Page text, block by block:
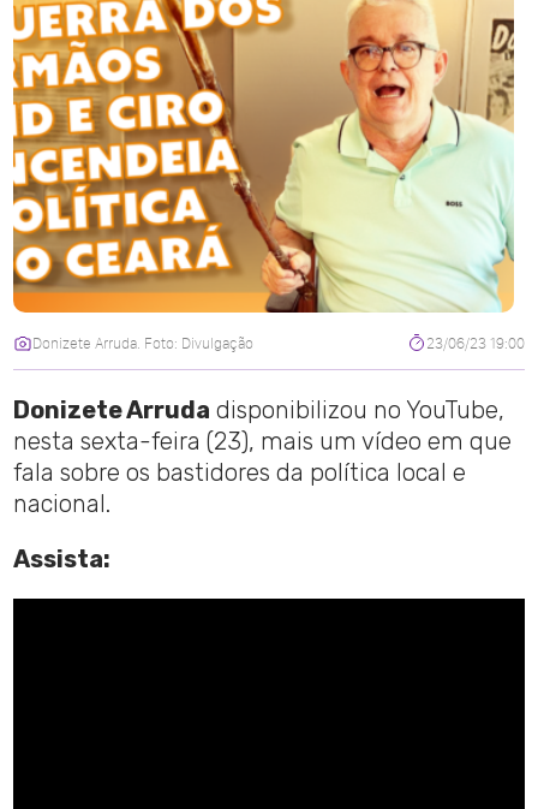
Donizete Arruda. Foto: Divulgação 23/06/23 19:00
Donizete Arruda disponibilizou no YouTube,
nesta sexta-feira (23), mais um vídeo em que
fala sobre os bastidores da política local e
nacional.
Assista: